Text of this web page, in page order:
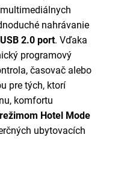
nahrávanie
USB 2.0 port. Vďaka
programový
časovač alebo
pre tých, ktorí
komfortu
režimom Hotel Mode
ubytovacích